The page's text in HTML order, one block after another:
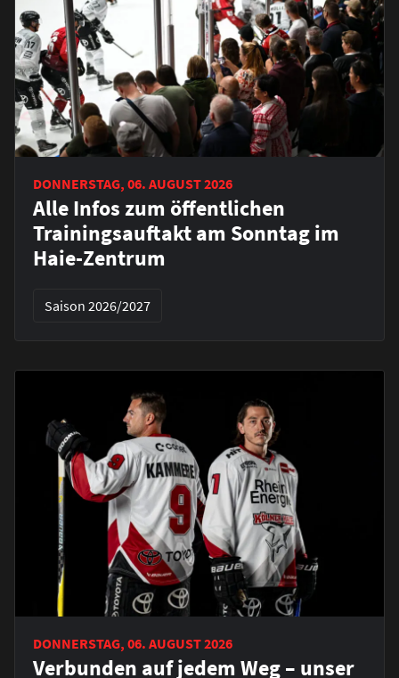
DONNERSTAG, 06. AUGUST 2026
Alle Infos zum öffentlichen
Trainingsauftakt am Sonntag im
Haie-Zentrum
Saison 2026/2027
DONNERSTAG, 06. AUGUST 2026
Verbunden auf jedem Weg – unser